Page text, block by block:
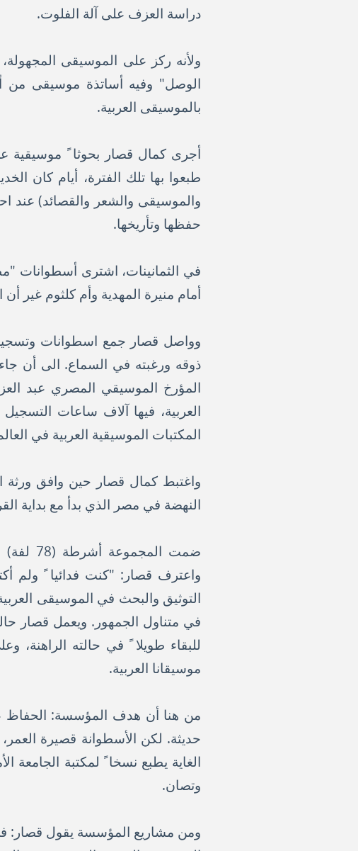
دراسة العزف على آلة الفلوت.
ولأنه ركز على الموسيقى
الوصل" وفيه أساتذة موسيقى من
بالموسيقى العربية.
طبعوا بها تلك الفترة، أيام كان
والموسيقى والشعر والقصائد) عند
حفظها وتأريخها.
في الثمانينات، اشترى أسطوانات
أمام منيرة المهدية وأم كلثوم غير
وواصل قصار جمع اسطوانات
ذوقه ورغبته في السماع. الى أن
المؤرخ الموسيقي المصري عبد
العربية، فيها آلاف ساعات
المكتبات الموسيقية العربية في
واغتبط كمال قصار حين وافق ورثة
النهضة في مصر الذي بدأ مع بداية
واعترف قصار: "كنت فدائيا ً ولم
التوثيق والبحث في الموسيقى
في متناول الجمهور. ويعمل قصار
للبقاء طويلا ً في حالته
موسيقانا العربية.
من هنا أن هدف المؤسسة: الحفاظ
حديثة. لكن الأسطوانة قصيرة
الغاية يطبع نسخا ً لمكتبة
وتصان.